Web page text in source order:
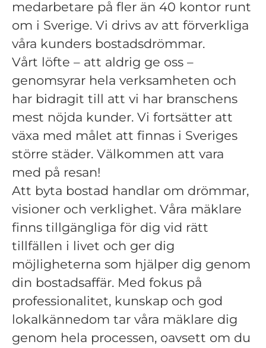
medarbetare på fler än 40 kontor runt
om i Sverige. Vi drivs av att förverkliga
våra kunders bostadsdrömmar.
Vårt löfte – att aldrig ge oss –
genomsyrar hela verksamheten och
har bidragit till att vi har branschens
mest nöjda kunder. Vi fortsätter att
växa med målet att finnas i Sveriges
större städer. Välkommen att vara
med på resan!
Att byta bostad handlar om drömmar,
visioner och verklighet. Våra mäklare
finns tillgängliga för dig vid rätt
tillfällen i livet och ger dig
möjligheterna som hjälper dig genom
din bostadsaffär. Med fokus på
professionalitet, kunskap och god
lokalkännedom tar våra mäklare dig
genom hela processen, oavsett om du